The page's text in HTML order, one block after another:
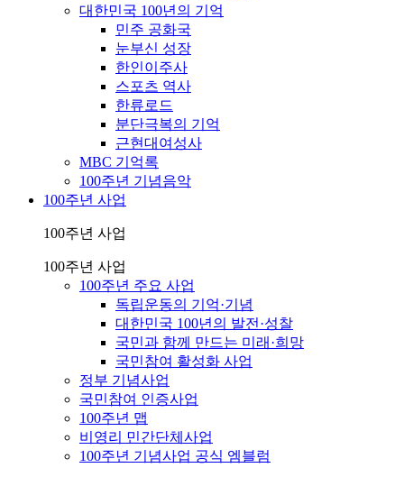
대한민국 100년의 기억
민주 공화국
눈부신 성장
한인이주사
스포츠 역사
한류로드
분단극복의 기억
근현대여성사
MBC 기억록
100주년 기념음악
100주년 사업
100주년 사업
100주년 사업
100주년 주요 사업
독립운동의 기억·기념
대한민국 100년의 발전·성찰
국민과 함께 만드는 미래·희망
국민참여 활성화 사업
정부 기념사업
국민참여 인증사업
100주년 맵
비영리 민간단체사업
100주년 기념사업 공식 엠블럼